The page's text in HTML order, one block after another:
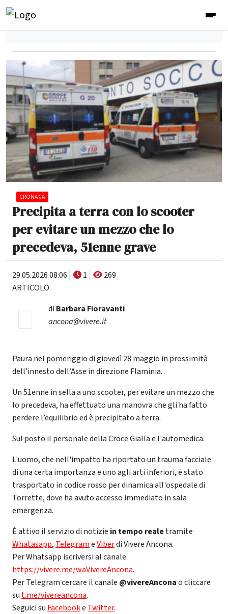
CRONACA
Precipita a terra con lo scooter
per evitare un mezzo che lo
precedeva, 51enne grave
29.05.2026 08:06 1
269
ARTICOLO
di Barbara Fioravanti
ancona@vivere.it
Paura nel pomeriggio di giovedì 28 maggio in prossimità
dell’innesto dell’Asse in direzione Flaminia.
Un 51enne in sella a uno scooter, per evitare un mezzo che
lo precedeva, ha effettuato una manovra che gli ha fatto
perdere l’equilibrio ed è precipitato a terra.
Sul posto il personale della Croce Gialla e l'automedica.
L'uomo, che nell'impatto ha riportato un trauma facciale
di una certa importanza e uno agli arti inferiori, è stato
trasportato in codice rosso per dinamica all'ospedale di
Torrette, dove ha avuto accesso immediato in sala
emergenza.
È attivo il servizio di notizie in tempo realetramite
Whatasapp, TelegrameViberdi Vivere Ancona.
Per Whatsapp iscriversi al canale
https://vivere.me/waVivereAncona.
Per Telegram cercare il canale @vivereAnconao cliccare
su t.me/vivereancona.
Seguici su Facebooke Twitter.